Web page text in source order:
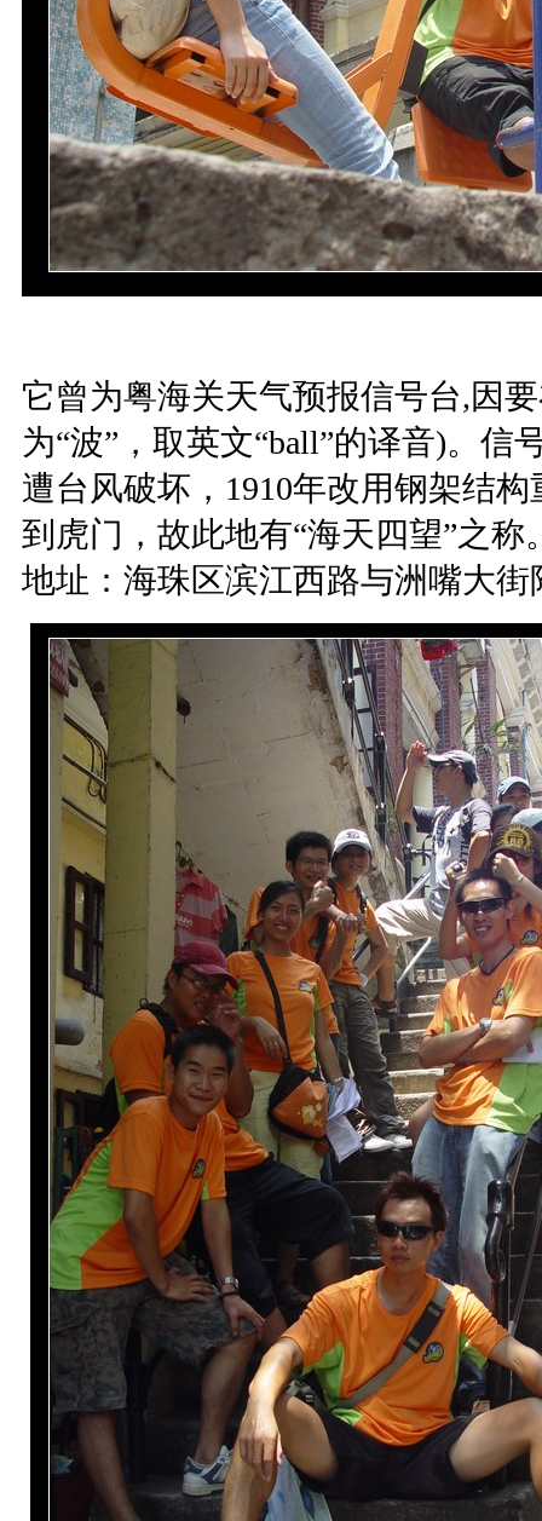
它曾为粤海关天气预报信号台,因
为“波”，取英文“ball”的译音)。信
遭台风破坏，1910年改用钢架结
到虎门，故此地有“海天四望”之
地址：海珠区滨江西路与洲嘴大